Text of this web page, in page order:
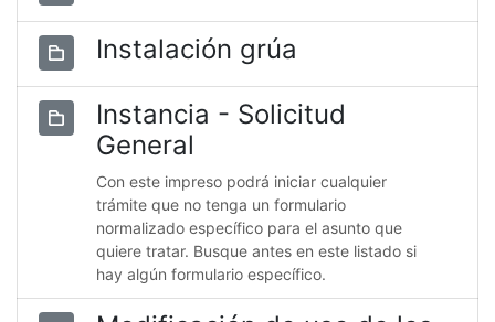
Instalación grúa
Instancia - Solicitud
General
Con este impreso podrá iniciar cualquier
trámite que no tenga un formulario
normalizado específico para el asunto que
quiere tratar. Busque antes en este listado si
hay algún formulario específico.